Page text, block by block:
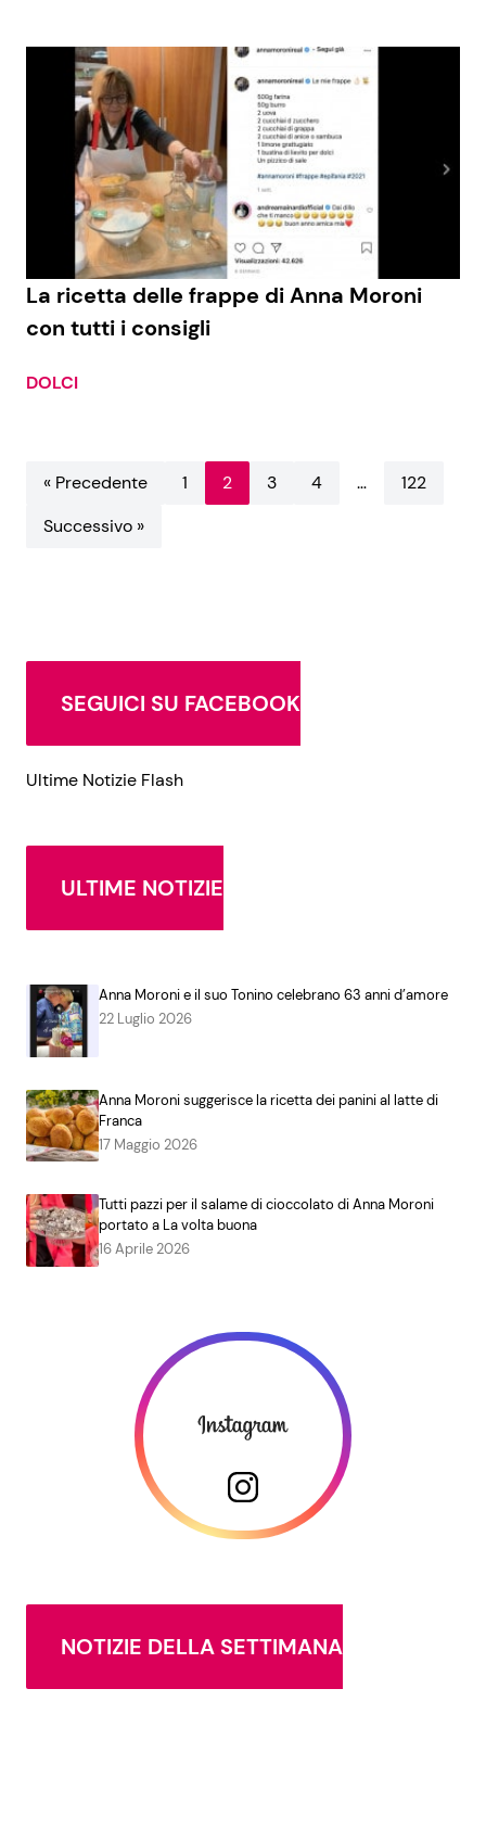
La ricetta delle frappe di Anna Moroni
con tutti i consigli
DOLCI
« Precedente 1 2 3 4 …
122
Successivo »
SEGUICI SU FACEBOOK
Ultime Notizie Flash
ULTIME NOTIZIE
Anna Moroni e il suo Tonino celebrano 63 anni d’amore
22 Luglio 2026
Anna Moroni suggerisce la ricetta dei panini al latte di
Franca
17 Maggio 2026
Tutti pazzi per il salame di cioccolato di Anna Moroni
portato a La volta buona
16 Aprile 2026
NOTIZIE DELLA SETTIMANA